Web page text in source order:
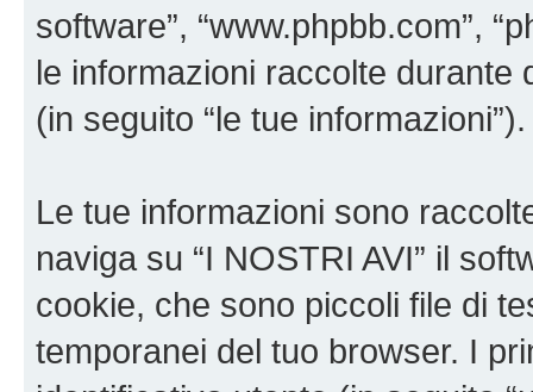
software”, “www.phpbb.com”,
le informazioni raccolte durante
(in seguito “le tue informazioni”).
Le tue informazioni sono
naviga su “I NOSTRI AVI” il
cookie, che sono piccoli file di
temporanei del tuo browser. I